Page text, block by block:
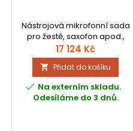
Nástrojová mikrofonní sada
pro žestě, saxofon apod.,
mikrofon DPA 4099 CORE+
(Loud SPL), kolíčkový klip CM-
CLIP, Microlock - XLR adaptér
DAD9001, Microlock
prodlužovací kabel, ochranný
obal.
17 124 Kč
 Přidat do košíku
 Na externím skladu.
Odesíláme do 3 dnů.